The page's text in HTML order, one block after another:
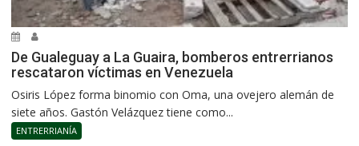
De Gualeguay a La Guaira, bomberos entrerrianos
rescataron víctimas en Venezuela
Osiris López forma binomio con Oma, una ovejero alemán de
siete años. Gastón Velázquez tiene como...
ENTRERRIANÍA